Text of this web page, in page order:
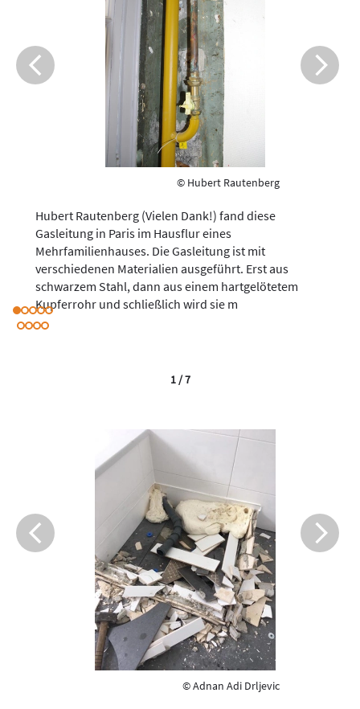
© Hubert Rautenberg
Hubert Rautenberg (Vielen Dank!) fand diese
Gasleitung in Paris im Hausflur eines
Mehrfamilienhauses. Die Gasleitung ist mit
verschiedenen Materialien ausgeführt. Erst aus
schwarzem Stahl, dann aus einem hartgelötetem
Kupferrohr und schließlich wird sie m
© Adnan Adi Drljevic
1 / 7